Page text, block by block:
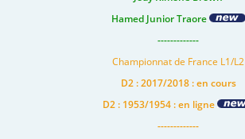
Hamed Junior Traore
-------------
Championnat de France L1/L2
D2 : 2017/2018 : en cours
D2 : 1953/1954 : en ligne
-------------